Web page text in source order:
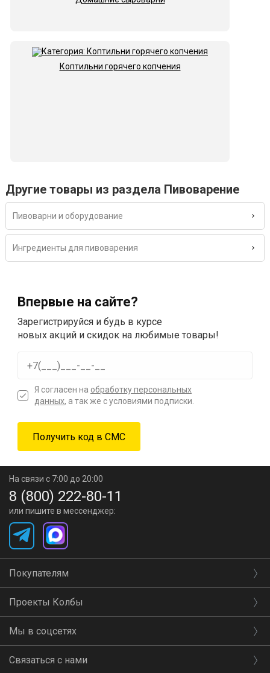
Коптильни горячего копчения
Другие товары из раздела Пивоварение
Пивоварни и оборудование
Ингредиенты для пивоварения
Впервые на сайте?
Зарегистрируйся и будь в курсе
новых акций и скидок на любимые товары!
Я согласен на обработку персональных
данных, а так же с условиями подписки.
На связи с 7:00 до 20:00
8 (800) 222-80-11
или пишите в мессенджер:
Покупателям
Проекты Колбы
Мы в соцсетях
Связаться с нами